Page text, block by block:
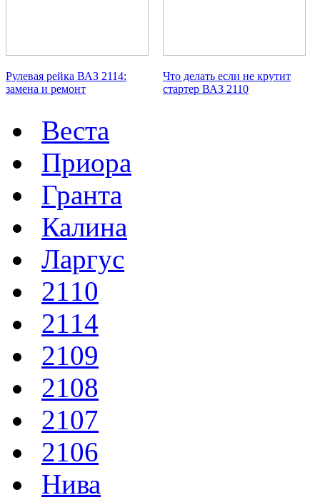
Рулевая рейка ВАЗ 2114:
замена и ремонт
Что делать если не крутит
стартер ВАЗ 2110
Веста
Приора
Гранта
Калина
Ларгус
2110
2114
2109
2108
2107
2106
Нива